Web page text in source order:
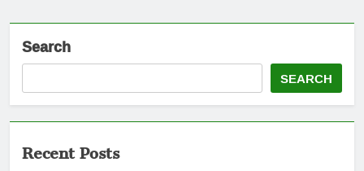
Search
SEARCH
Recent Posts